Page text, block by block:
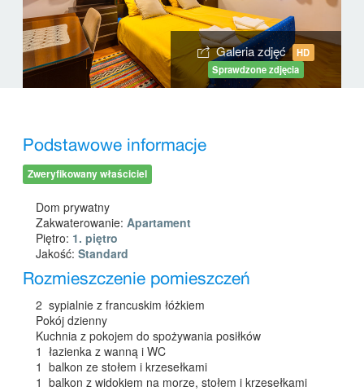
Galeria zdjęć HD
Sprawdzone zdjęcia
Podstawowe informacje
Zweryfikowany właściciel
Dom prywatny
Zakwaterowanie: Apartament
Piętro: 1. piętro
Jakość: Standard
Rozmieszczenie pomieszczeń
2 sypialnie z francuskim łóżkiem
Pokój dzienny
Kuchnia z pokojem do spożywania posiłków
1 łazienka z wanną i WC
1 balkon ze stołem i krzesełkami
1 balkon z widokiem na morze, stołem i krzesełkami